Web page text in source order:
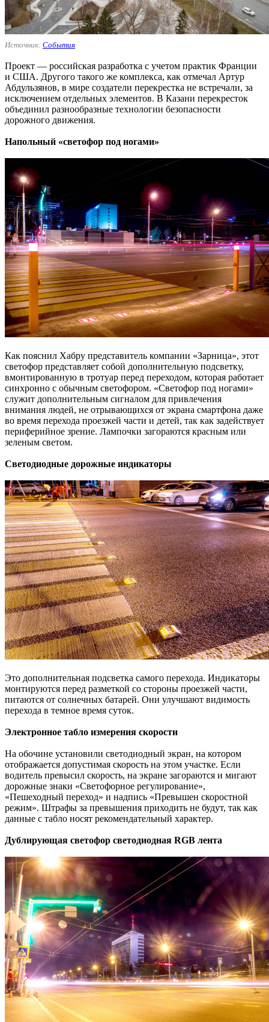
Источник: События
Проект — российская разработка с учетом практик Франции
и США. Другого такого же комплекса, как отмечал Артур
Абдульзянов, в мире создатели перекрестка не встречали, за
исключением отдельных элементов. В Казани перекресток
объединил разнообразные технологии безопасности
дорожного движения.
Напольный «светофор под ногами»
Как пояснил Хабру представитель компании «Зарница», этот
светофор представляет собой дополнительную подсветку,
вмонтированную в тротуар перед переходом, которая работает
синхронно с обычным светофором. «Светофор под ногами»
служит дополнительным сигналом для привлечения
внимания людей, не отрывающихся от экрана смартфона даже
во время перехода проезжей части и детей, так как задействует
периферийное зрение. Лампочки загораются красным или
зеленым светом.
Светодиодные дорожные индикаторы
Это дополнительная подсветка самого перехода. Индикаторы
монтируются перед разметкой со стороны проезжей части,
питаются от солнечных батарей. Они улучшают видимость
перехода в темное время суток.
Электронное табло измерения скорости
На обочине установили светодиодный экран, на котором
отображается допустимая скорость на этом участке. Если
водитель превысил скорость, на экране загораются и мигают
дорожные знаки «Светофорное регулирование»,
«Пешеходный переход» и надпись «Превышен скоростной
режим». Штрафы за превышения приходить не будут, так как
данные с табло носят рекомендательный характер.
Дублирующая светофор светодиодная RGB лента